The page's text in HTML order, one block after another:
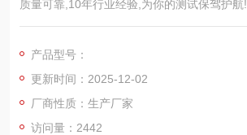
质量可靠,10年行业经验,为你的测试保驾护航!
产品型号：
更新时间：2025-12-02
厂商性质：生产厂家
访问量：2442